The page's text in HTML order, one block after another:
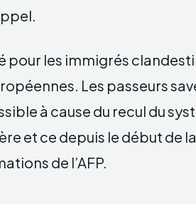
pour les immigrés
Les passeurs
à cause du recul du
et ce depuis le début de
de l’AFP.